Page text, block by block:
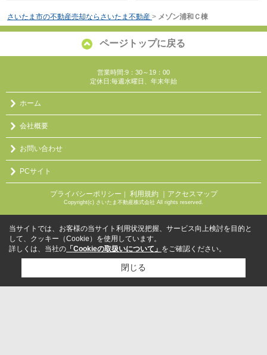
さいたま市の不動産売却ならさいたま不動産 > メゾン浦和Ｃ棟
ページトップに戻る
営業時間:9：30～19：00
定休日:毎週水曜日、年末年始
ホーム
会社概要
お問い合わせ
PCサイト
プライバシーポリシー ｜ 利用規約 ｜アクセスマップ
Copyright(c) さいたま不動産株式会社 All rights reserved.
当サイトでは、お客様の当サイト利用状況把握、サービス向上検討を目的と
して、クッキー（Cookie）を使用しています。
詳しくは、当社の 「Cookieの取扱いについて」 をご確認ください。
閉じる